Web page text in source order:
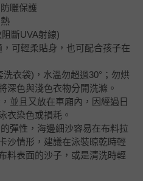
曬保護
斷UVA射線)
可輕柔貼身，也可配合孩子在
衣袋)，水溫勿超過30°；勿烘
深色與淺色衣物分開洗滌。
並且又放在車廂內，因經過日
衣染色或損耗。
彈性，海邊細沙容易在布料拉
沙情形，建議在泳裝晾乾時輕
料表面的沙子，或是清洗時輕